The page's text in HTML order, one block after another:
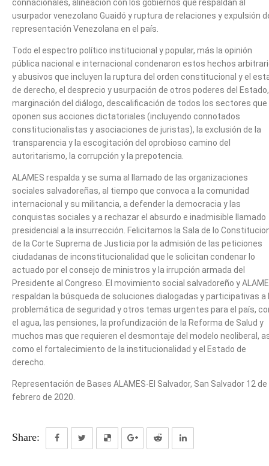
connacionales, alineación con los gobiernos que respaldan al
usurpador venezolano Guaidó y ruptura de relaciones y expulsión
representación Venezolana en el país.
Todo el espectro político institucional y popular, más la opinión
pública nacional e internacional condenaron estos hechos
y abusivos que incluyen la ruptura del orden constitucional y el
de derecho, el desprecio y usurpación de otros poderes del Estado,
marginación del diálogo, descalificación de todos los sectores que
oponen sus acciones dictatoriales (incluyendo connotados
constitucionalistas y asociaciones de juristas), la exclusión de la
transparencia y la escogitación del oprobioso camino del
autoritarismo, la corrupción y la prepotencia.
ALAMES respalda y se suma al llamado de las organizaciones
sociales salvadoreñas, al tiempo que convoca a la comunidad
internacional y su militancia, a defender la democracia y las
conquistas sociales y a rechazar el absurdo e inadmisible llamado
presidencial a la insurrección. Felicitamos la Sala de lo
de la Corte Suprema de Justicia por la admisión de las peticiones
ciudadanas de inconstitucionalidad que le solicitan condenar lo
actuado por el consejo de ministros y la irrupción armada del
Presidente al Congreso. El movimiento social salvadoreño y
respaldan la búsqueda de soluciones dialogadas y participativas a
problemática de seguridad y otros temas urgentes para el país,
el agua, las pensiones, la profundización de la Reforma de Salud y
muchos mas que requieren el desmontaje del modelo neoliberal,
como el fortalecimiento de la institucionalidad y el Estado de
derecho.
Representación de Bases ALAMES-El Salvador, San Salvador 12 de
febrero de 2020.
Share: